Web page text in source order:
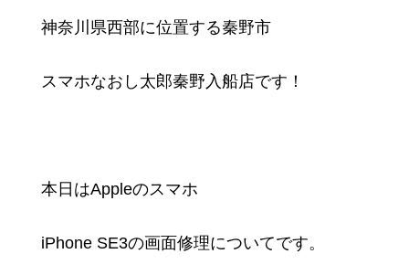
神奈川県西部に位置する秦野市
スマホなおし太郎秦野入船店です！
本日はAppleのスマホ
iPhone SE3の画面修理についてです。